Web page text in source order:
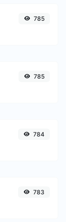
785
785
784
783